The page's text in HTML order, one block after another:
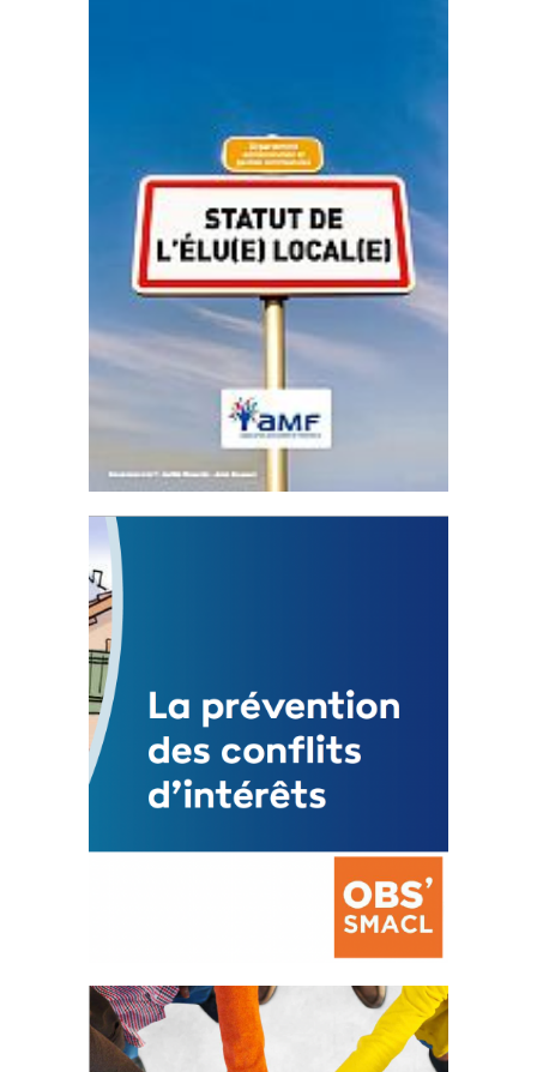
Statut de l’élu local
3 avril 2024
Mise à jour avril 2024
FEUILLETER
La prévention des conflits
d’intérêts
18 septembre 2023